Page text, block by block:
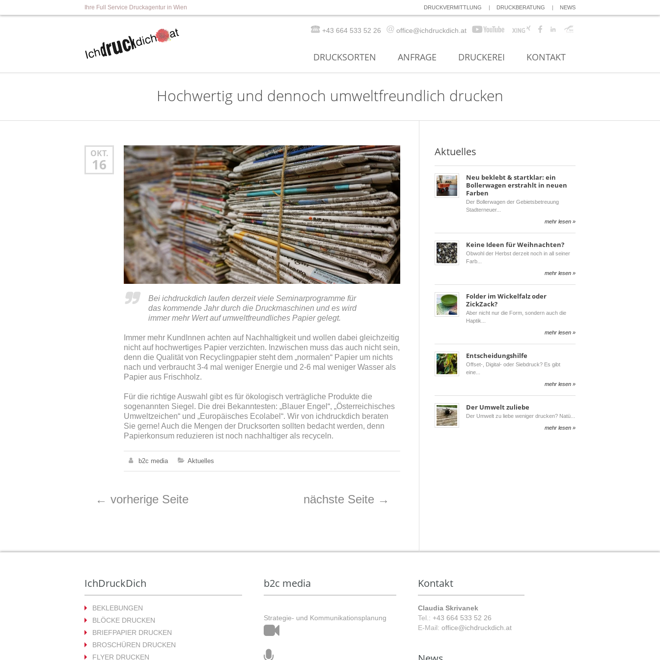
DRUCKVERMITTLUNG DRUCKBERATUNG NEWS
Ihre Full Service Druckagentur in Wien
+43 664 533 52 26 office@ichdruckdich.at
DRUCKSORTEN ANFRAGE DRUCKEREI KONTAKT
Hochwertig und dennoch umweltfreundlich drucken
OKT.
16
Bei ichdruckdich laufen derzeit viele Seminarprogramme für
das kommende Jahr durch die Druckmaschinen und es wird
immer mehr Wert auf umweltfreundliches Papier gelegt.
Immer mehr KundInnen achten auf Nachhaltigkeit und wollen dabei gleichzeitig
nicht auf hochwertiges Papier verzichten. Inzwischen muss das auch nicht sein,
denn die Qualität von Recyclingpapier steht dem „normalen“ Papier um nichts
nach und verbraucht 3-4 mal weniger Energie und 2-6 mal weniger Wasser als
Papier aus Frischholz.
Für die richtige Auswahl gibt es für ökologisch verträgliche Produkte die
sogenannten Siegel. Die drei Bekanntesten: „Blauer Engel“, „Österreichisches
Umweltzeichen“ und „Europäisches Ecolabel“. Wir von ichdruckdich beraten
Sie gerne! Auch die Mengen der Drucksorten sollten bedacht werden, denn
Papierkonsum reduzieren ist noch nachhaltiger als recyceln.
b2c media Aktuelles
← vorherige Seite nächste Seite →
Aktuelles
Neu beklebt & startklar: ein
Bollerwagen erstrahlt in neuen
Farben
Der Bollerwagen der Gebietsbetreuung
Stadterneuer
mehr lesen »
Keine Ideen für Weihnachten?
Obwohl der Herbst derzeit noch in all seiner
Farb
mehr lesen »
Folder im Wickelfalz oder
ZickZack?
Aber nicht nur die Form, sondern auch die
Haptik
mehr lesen »
Entscheidungshilfe
Offset-, Digital- oder Siebdruck? Es gibt
eine
mehr lesen »
Der Umwelt zuliebe
Der Umwelt zu liebe weniger drucken? Natü
mehr lesen »
IchDruckDich
BEKLEBUNGEN
BLÖCKE DRUCKEN
BRIEFPAPIER DRUCKEN
BROSCHÜREN DRUCKEN
FLYER DRUCKEN
b2c media
Strategie- und Kommunikationsplanung
Film
Kontakt
Claudia Skrivanek
Tel.: +43 664 533 52 26
E-Mail: office@ichdruckdich.at